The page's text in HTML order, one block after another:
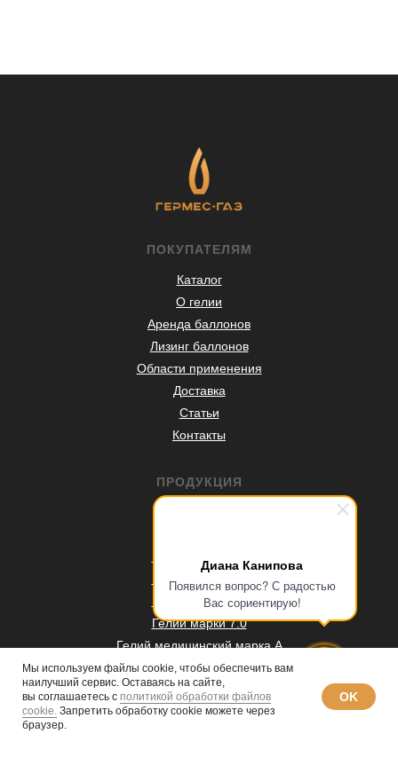
Диана Канипова
Появился вопрос? С радостью
Вас сориентирую!
ПРОДУКЦИЯ
Гелий марки 5.5
Гелий марки 6.0
Гелий марки 7.0
Гелий медицинский марка А
Гелий медицинский марка 6.0
Жидкий гелий
Баллоны под гелий
ПОКУПАТЕЛЯМ
Каталог
О гелии
Аренда баллонов
Лизинг баллонов
Области применения
Доставка
Статьи
Контакты
Мы используем файлы cookie, чтобы обеспечить вам
наилучший сервис. Оставаясь на сайте,
вы соглашаетесь с политикой обработки файлов
cookie. Запретить обработку cookie можете через
браузер.
OK